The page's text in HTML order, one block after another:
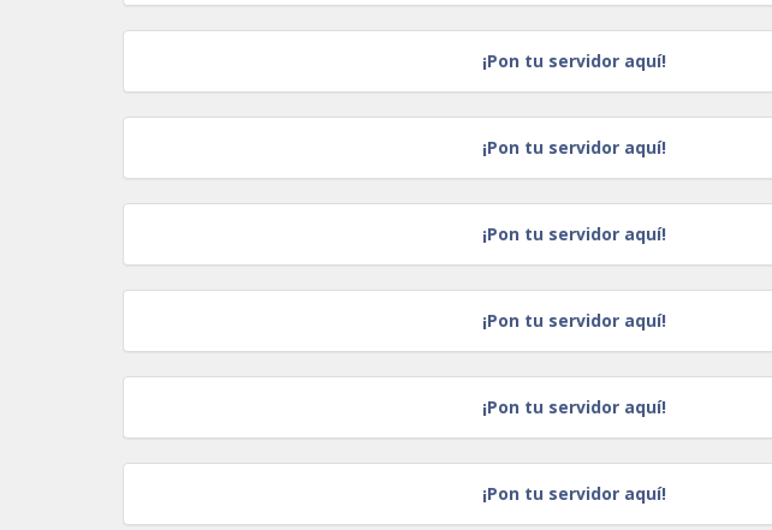
¡Pon tu servidor aquí!
¡Pon tu servidor aquí!
¡Pon tu servidor aquí!
¡Pon tu servidor aquí!
¡Pon tu servidor aquí!
¡Pon tu servidor aquí!